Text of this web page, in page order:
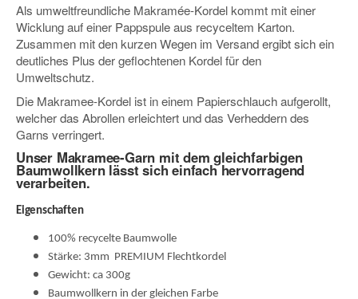
Als umweltfreundliche Makramée-Kordel kommt mit einer
Wicklung auf einer Pappspule aus recyceltem Karton.
Zusammen mit den kurzen Wegen im Versand ergibt sich ein
deutliches Plus der geflochtenen Kordel für den
Umweltschutz.
Die Makramee-Kordel ist in einem Papierschlauch aufgerollt,
welcher das Abrollen erleichtert und das Verheddern des
Garns verringert.
Unser Makramee-Garn mit dem gleichfarbigen
Baumwollkern lässt sich einfach hervorragend
verarbeiten.
Eigenschaften
100% recycelte Baumwolle
Stärke: 3mm PREMIUM Flechtkordel
Gewicht: ca 300g
Baumwollkern in der gleichen Farbe